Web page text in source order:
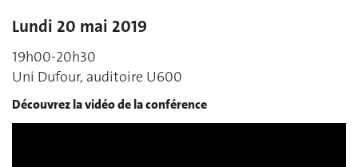
Lundi 20 mai 2019
19h00-20h30
Uni Dufour, auditoire U600
Découvrez la vidéo de la conférence